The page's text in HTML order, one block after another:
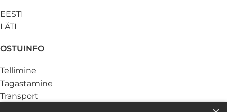
EESTI
LÄTI
OSTUINFO
Tellimine
Tagastamine
Transport